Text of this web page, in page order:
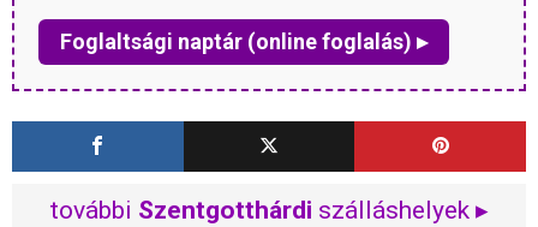
Foglaltsági naptár (online foglalás) ▸
további Szentgotthárdi szálláshelyek ▸